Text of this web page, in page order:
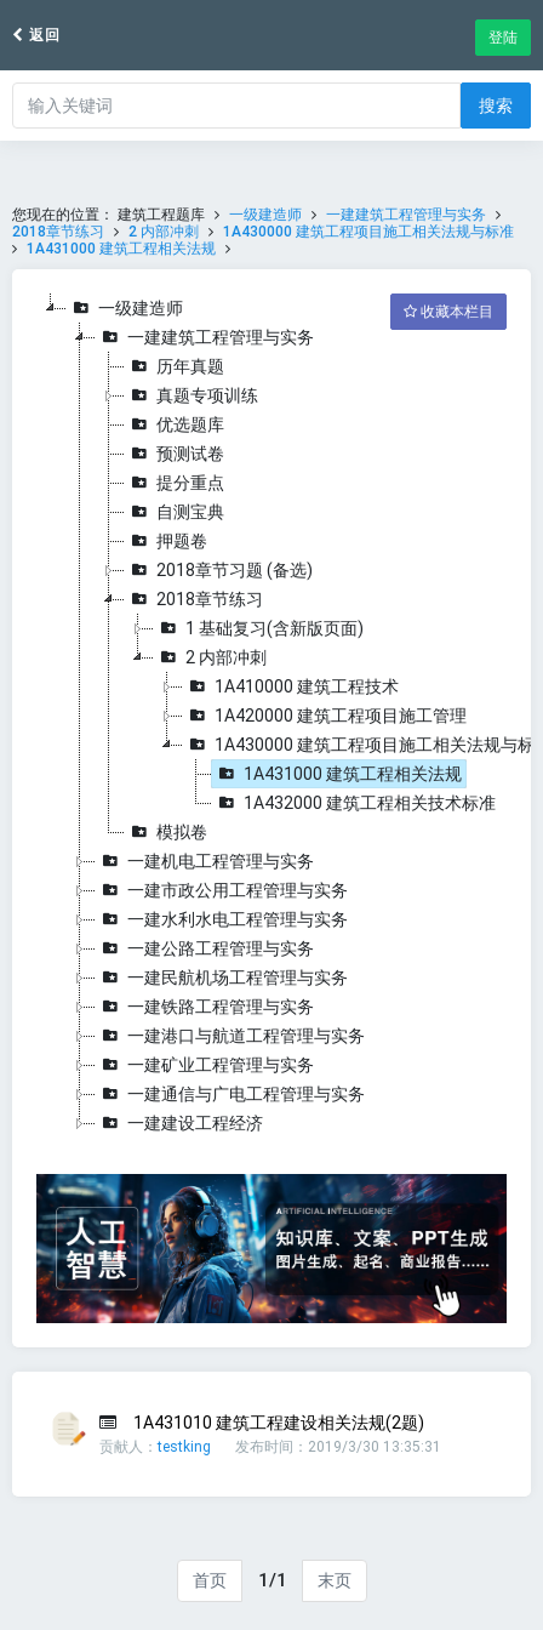
返回 登陆
搜索
您现在的位置： 建筑工程题库 一级建造师
一建建筑工程管理与实务
2018章节练习
2 内部冲刺
1A430000 建筑工程项目施工相关法规与标准
1A431000 建筑工程相关法规
收藏本栏目
一级建造师
一建建筑工程管理与实务
历年真题
真题专项训练
优选题库
预测试卷
提分重点
自测宝典
押题卷
2018章节习题 (备选)
2018章节练习
1 基础复习(含新版页面)
2 内部冲刺
1A410000 建筑工程技术
1A420000 建筑工程项目施工管理
1A430000 建筑工程项目施工相关法规与标
1A431000 建筑工程相关法规
1A432000 建筑工程相关技术标准
模拟卷
一建机电工程管理与实务
一建市政公用工程管理与实务
一建水利水电工程管理与实务
一建公路工程管理与实务
一建民航机场工程管理与实务
一建铁路工程管理与实务
一建港口与航道工程管理与实务
一建矿业工程管理与实务
一建通信与广电工程管理与实务
一建建设工程经济
1A431010 建筑工程建设相关法规(2题)
贡献人：testking 发布时间：2019/3/30 13:35:31
首页 1/1 末页